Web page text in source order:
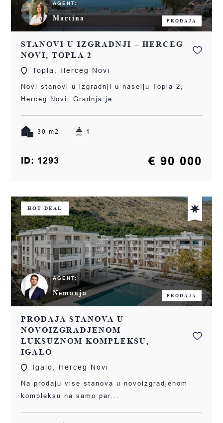
AGENT:
Martina PRODAJA
STANOVI U IZGRADNJI – HERCEG
NOVI, TOPLA 2
Topla, Herceg Novi
Novi stanovi u izgradnji u naselju Topla 2,
Herceg Novi. Gradnja je...
30 m2 1
ID: 1293 € 90 000
HOT DEAL
AGENT:
Nemanja PRODAJA
PRODAJA STANOVA U
NOVOIZGRADJENOM
LUKSUZNOM KOMPLEKSU,
IGALO
Igalo, Herceg Novi
Na prodaju vise stanova u novoizgradjenom
kompleksu na samo par...